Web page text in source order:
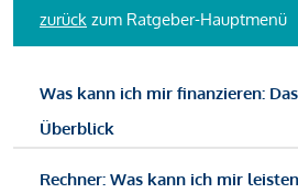
zurück zum Ratgeber-Hauptmenü
Was kann ich mir finanzieren:
Überblick
Rechner: Was kann ich mir